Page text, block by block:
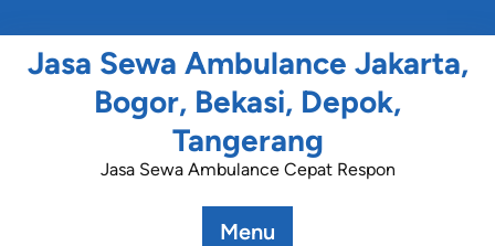
Jasa Sewa Ambulance Jakarta,
Bogor, Bekasi, Depok,
Tangerang
Jasa Sewa Ambulance Cepat Respon
Menu